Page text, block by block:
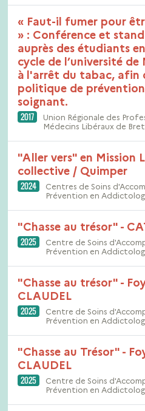
« Faut-il fumer pour
» : Conférence et
auprès des étudiants
cycle de l’université de
à l'arrêt du tabac, afin
politique de
soignant.
2017
Union Régionale des
Médecins Libéraux de
"Aller vers" en Mission
collective / Quimper
2024
Centres de Soins
Prévention en
"Chasse au trésor" -
2025
Centre de Soins
Prévention en
"Chasse au trésor" -
CLAUDEL
2025
Centre de Soins
Prévention en
"Chasse au Trésor" -
CLAUDEL
2025
Centre de Soins
Prévention en